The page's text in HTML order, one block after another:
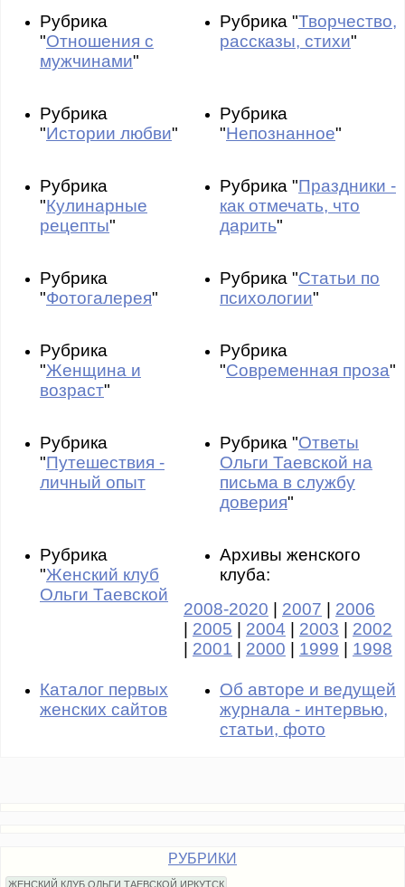
Рубрика
"Отношения с
мужчинами"
Рубрика "Творчество,
рассказы, стихи"
Рубрика
"Истории любви"
Рубрика
"Непознанное"
Рубрика
"Кулинарные
рецепты"
Рубрика "Праздники -
как отмечать, что
дарить"
Рубрика
"Фотогалерея"
Рубрика "Статьи по
психологии"
Рубрика
"Женщина и
возраст"
Рубрика
"Современная проза"
Рубрика
"Путешествия -
личный опыт
Рубрика "Ответы
Ольги Таевской на
письма в службу
доверия"
Рубрика
"Женский клуб
Ольги Таевской
Архивы женского
клуба:
2008-2020
2007
2006
2005 2004 2003
2002
2001 2000 1999 1998
Каталог первых
женских сайтов
Об авторе и ведущей
журнала - интервью,
статьи, фото
РУБРИКИ
ЖЕНСКИЙ КЛУБ ОЛЬГИ ТАЕВСКОЙ ИРКУТСК